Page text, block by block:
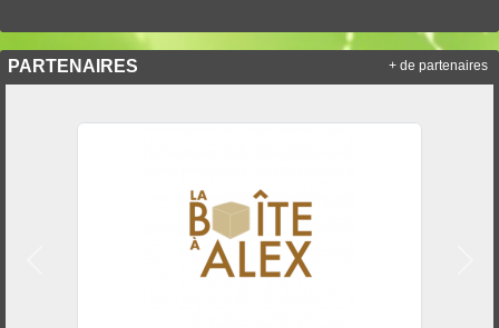
PARTENAIRES + de partenaires